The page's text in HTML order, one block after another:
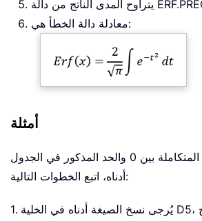
معادلة دالة الخطأ هي:
أمثلة
لحساب دالة الخطأ المتكاملة بين 0 والحد المذكور في الجدول
أدناه، اتبع الخطوات التالية:
1. يُرجى نسخ الصيغة أدناه في الخلية D5، ثم الضغط على مفتاح